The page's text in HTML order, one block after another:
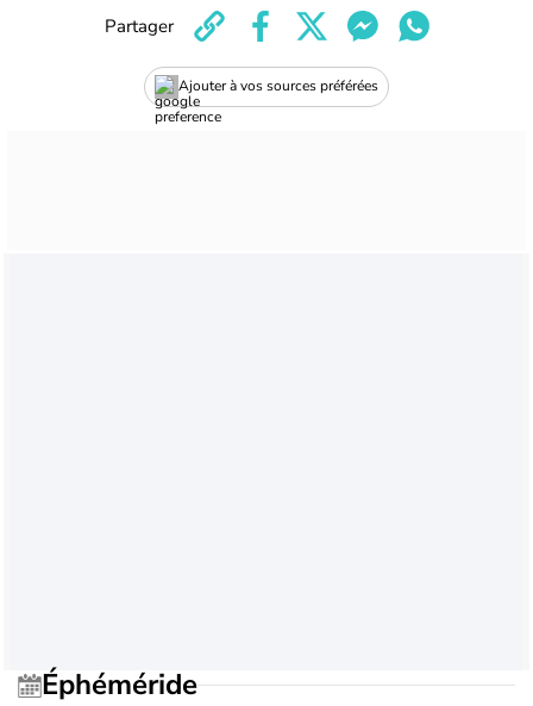
Ajouter à vos sources préférées
Partager
Éphéméride